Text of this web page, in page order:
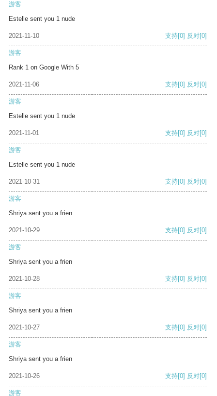
游客
Estelle sent you 1 nude
2021-11-10 支持[0] 反对[0]
游客
Rank 1 on Google With 5
2021-11-06 支持[0] 反对[0]
游客
Estelle sent you 1 nude
2021-11-01 支持[0] 反对[0]
游客
Estelle sent you 1 nude
2021-10-31 支持[0] 反对[0]
游客
Shriya sent you a frien
2021-10-29 支持[0] 反对[0]
游客
Shriya sent you a frien
2021-10-28 支持[0] 反对[0]
游客
Shriya sent you a frien
2021-10-27 支持[0] 反对[0]
游客
Shriya sent you a frien
2021-10-26 支持[0] 反对[0]
游客